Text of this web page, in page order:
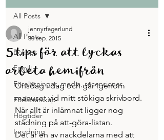
All Posts
Boktips
Familj
Föreläsningar, media, recensioner
Författarskap
Högtider
Inredning
All Posts
5 tips för att lyckas
arbeta hemifrån
jennyrfagerlund
30 sep. 2015
Onsdag i dag och går igenom
manuset vid mitt stökiga skrivbord.
När allt är inlämnat ligger nog
städning på att-göra-listan.
Det är en av nackdelarna med att